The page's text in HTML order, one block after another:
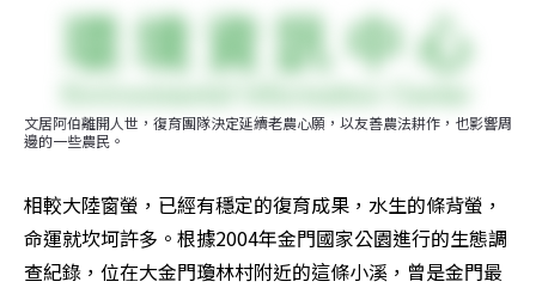
文居阿伯離開人世，復育團隊決定延續老農心願，以友善農法耕作，也影響周
邊的一些農民。
相較大陸窗螢，已經有穩定的復育成果，水生的條背螢，
命運就坎坷許多。根據2004年金門國家公園進行的生態調
查紀錄，位在大金門瓊林村附近的這條小溪，曾是金門最